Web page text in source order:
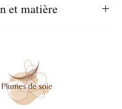
et matière
avec le même tissu des
invisibles.